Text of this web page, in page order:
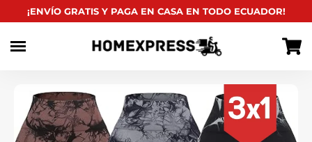
directamente
contenido
¡ENVÍO GRATIS Y PAGA EN CASA EN TODO ECUADOR!